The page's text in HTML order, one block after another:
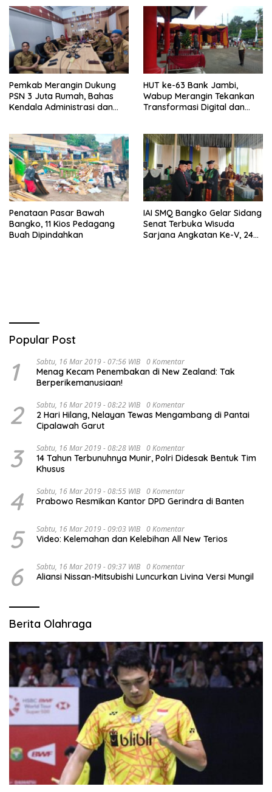
Pemkab Merangin Dukung
PSN 3 Juta Rumah, Bahas
Kendala Administrasi dan
HUT ke-63 Bank Jambi,
Wabup Merangin Tekankan
Transformasi Digital dan
Penataan Pasar Bawah
Bangko, 11 Kios Pedagang
Buah Dipindahkan
IAI SMQ Bangko Gelar Sidang
Senat Terbuka Wisuda
Sarjana Angkatan Ke-V, 243
Popular Post
1 Sabtu, 16 Mar 2019 - 07:56 WIB 0 Komentar
Menag Kecam Penembakan di New Zealand: Tak
Berperikemanusiaan!
2 Sabtu, 16 Mar 2019 - 08:22 WIB 0 Komentar
2 Hari Hilang, Nelayan Tewas Mengambang di Pantai
Cipalawah Garut
3 Sabtu, 16 Mar 2019 - 08:28 WIB 0 Komentar
14 Tahun Terbunuhnya Munir, Polri Didesak Bentuk Tim
Khusus
4 Sabtu, 16 Mar 2019 - 08:55 WIB 0 Komentar
Prabowo Resmikan Kantor DPD Gerindra di Banten
5 Sabtu, 16 Mar 2019 - 09:03 WIB 0 Komentar
Video: Kelemahan dan Kelebihan All New Terios
6 Sabtu, 16 Mar 2019 - 09:37 WIB 0 Komentar
Aliansi Nissan-Mitsubishi Luncurkan Livina Versi Mungil
Berita Olahraga